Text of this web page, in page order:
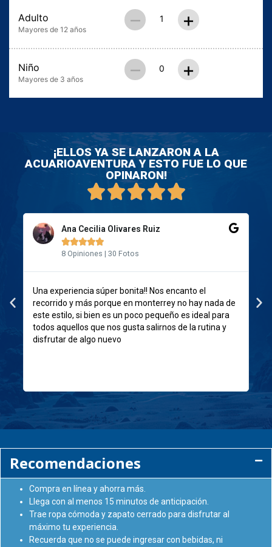
Adulto
Mayores de 12 años – +
Niño
Mayores de 3 años – +
¡ELLOS YA SE LANZARON A LA
ACUARIOAVENTURA Y ESTO FUE LO QUE
OPINARON!
Ruben Rocha

43 Opiniones | 370 Fotos
Muy padre para pasar un día en familia, la experiencia
con los pingüinos mis hijos la disfrutaron. Hay varias
atracción en la área, el simulador, los puentes
colgantes, el resbaladero, la nieve,......El acceso esmuy
facil de llegar.
Recomendaciones
Compra en línea y ahorra más.
Llega con al menos 15 minutos de anticipación.
Trae ropa cómoda y zapato cerrado para disfrutar al
máximo tu experiencia.
Recuerda que no se puede ingresar con bebidas, ni